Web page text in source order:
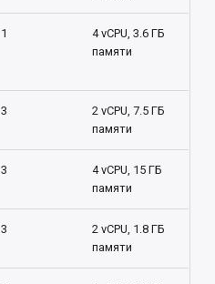
1
4 vCPU, 3.6 ГБ
памяти
3
2 vCPU, 7.5 ГБ
памяти
3
4 vCPU, 15 ГБ
памяти
3
2 vCPU, 1.8 ГБ
памяти